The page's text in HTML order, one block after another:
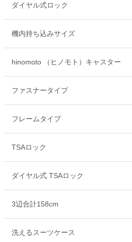
ダイヤル式ロック
機内持ち込みサイズ
hinomoto （ヒノモト）キャスター
ファスナータイプ
フレームタイプ
TSAロック
ダイヤル式 TSAロック
3辺合計158cm
洗えるスーツケース